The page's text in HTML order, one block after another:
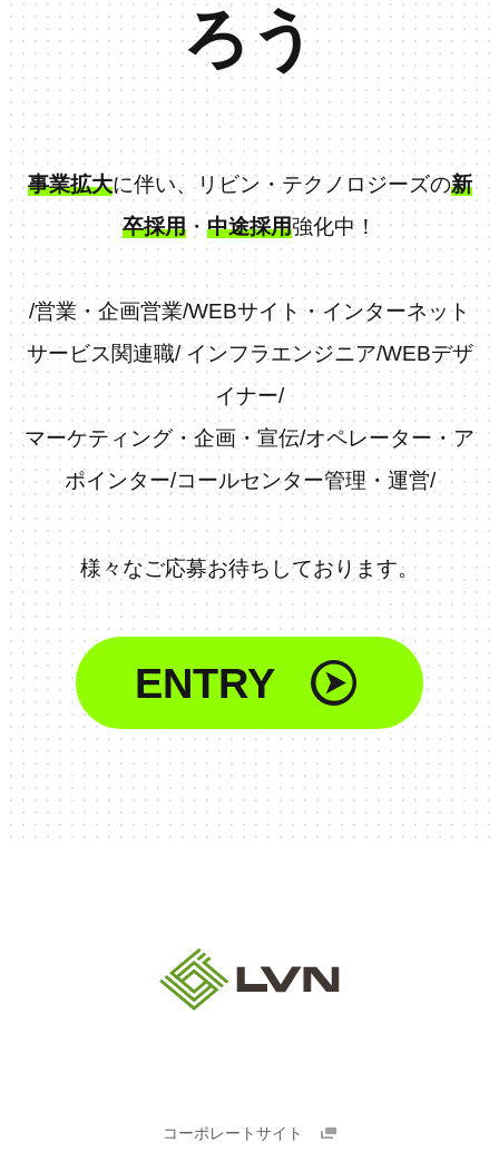
ろう
事業拡大に伴い、リビン・テクノロジーズの新
卒採用 ・中途採用強化中！
/営業・企画営業/WEBサイト・インターネット
サービス関連職/インフラエンジニア/WEBデザ
イナー/
マーケティング・企画・宣伝/オペレーター・ア
ポインター/コールセンター管理・運営/
様々なご応募お待ちしております。
ENTRY
コーポレートサイト